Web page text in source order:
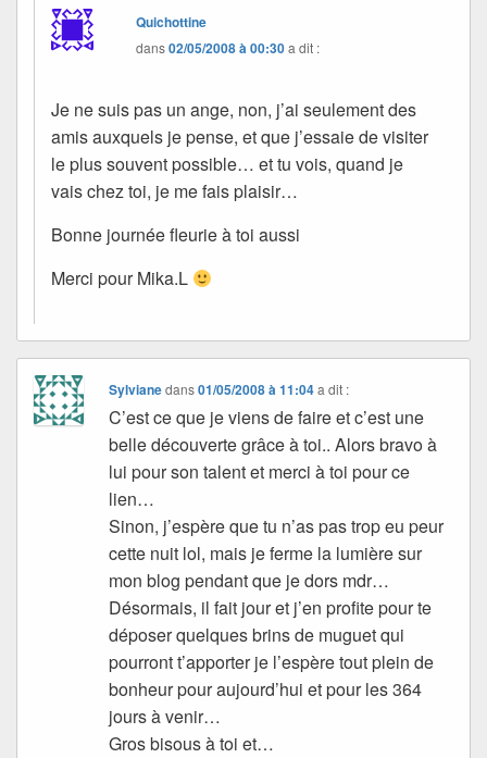
Quichottine
dans02/05/2008 à 00:30a dit :
Je ne suis pas un ange, non, j’ai seulement des
amis auxquels je pense, et que j’essaie de visiter
le plus souvent possible… et tu vois, quand je
vais chez toi, je me fais plaisir…
Bonne journée fleurie à toi aussi
Merci pour Mika.L
Sylvianedans01/05/2008 à 11:04 a dit :
C’est ce que je viens de faire et c’est une
belle découverte grâce à toi.. Alors bravo à
lui pour son talent et merci à toi pour ce
lien…
Sinon, j’espère que tu n’as pas trop eu peur
cette nuit lol, mais je ferme la lumière sur
mon blog pendant que je dors mdr…
Désormais, il fait jour et j’en profite pour te
déposer quelques brins de muguet qui
pourront t’apporter je l’espère tout plein de
bonheur pour aujourd’hui et pour les 364
jours à venir…
Gros bisous à toi et…